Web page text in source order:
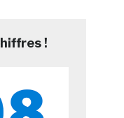
!